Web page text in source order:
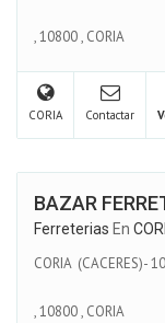
,10800, CORIA
CORIA Contactar
BAZAR
Ferreterias En
CORIA (CACERES)-
,10800, CORIA